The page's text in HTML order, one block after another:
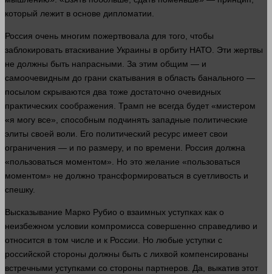
который лежит в основе дипломатии.
Россия очень многим пожертвовала для того, чтобы
заблокировать втаскивание Украины в орбиту НАТО. Эти жертвы
не должны быть напрасными. За этим общим — и
самоочевидным до грани скатывания в область банального —
посылом скрываются два тоже достаточно очевидных
практических соображения. Трамп не всегда будет «мистером
«я могу все», способным подчинять западные политические
элиты своей воли. Его политический ресурс имеет свои
ограничения — и по размеру, и по времени . Россия должна
«пользоваться моментом». Но это желание «пользоваться
моментом» не должно трансформироваться в суетливость и
спешку.
Высказывание Марко Рубио о взаимных уступках как о
неизбежном условии компромисса совершенно справедливо и
относится в том числе и к России. Но любые уступки с
российской стороны должны быть с лихвой компенсированы
встречными уступками со стороны партнеров. Да, выкатив этот